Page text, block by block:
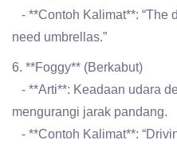
- **Contoh Kalimat**: “The
need umbrellas.”
6. **Foggy** (Berkabut)
- **Arti**: Keadaan udara
mengurangi jarak pandang.
- **Contoh Kalimat**: